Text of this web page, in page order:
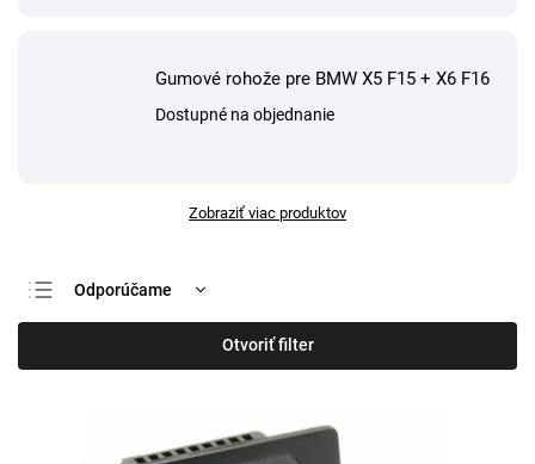
Gumové rohože pre BMW X5 F15 + X6 F16
Dostupné na objednanie
Zobraziť viac produktov
Odporúčame
Najlacnejšie
Najdrahšie
Otvoriť filter